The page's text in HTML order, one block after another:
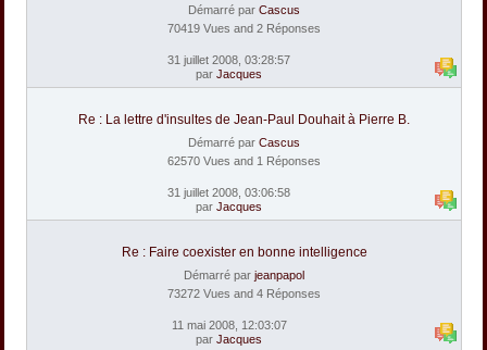
Démarré par Cascus
70419 Vues and 2 Réponses
31 juillet 2008, 03:28:57
par Jacques
Re : La lettre d'insultes de Jean-Paul Douhait à Pierre B.
Démarré par Cascus
62570 Vues and 1 Réponses
31 juillet 2008, 03:06:58
par Jacques
Re : Faire coexister en bonne intelligence
Démarré par jeanpapol
73272 Vues and 4 Réponses
11 mai 2008, 12:03:07
par Jacques